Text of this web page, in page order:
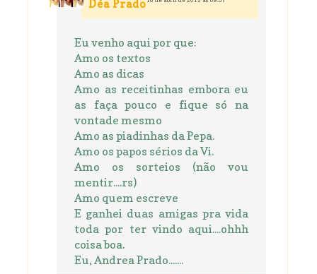
Déa Prado
Eu venho aqui por que:
Amo os textos
Amo as dicas
Amo as receitinhas embora eu
as faça pouco e fique só na
vontade mesmo
Amo as piadinhas da Pepa.
Amo os papos sérios da Vi.
Amo os sorteios (não vou
mentir....rs)
Amo quem escreve
E ganhei duas amigas pra vida
toda por ter vindo aqui....ohhh
coisa boa.
Eu, Andrea Prado.......